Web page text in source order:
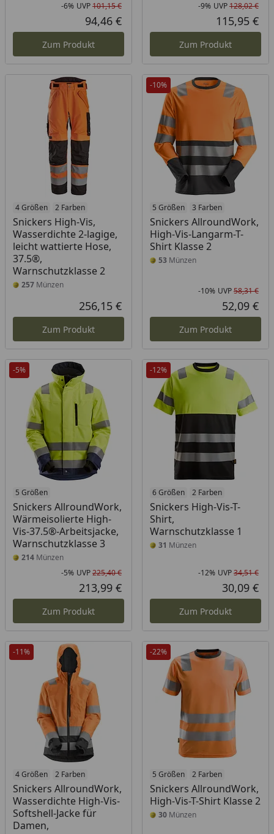
Rabatt in Prozent
-6%
Ursprünglicher Preis
UVP101,15 €
Aktueller Preis
94,46 €
Zum Produkt
-9% UVP128,02 €
115,95 €
Zum Produkt
4 Größen 2 Farben
Snickers High-Vis,
Wasserdichte 2-lagige,
leicht wattierte Hose,
37.5®,
Warnschutzklasse 2
257 Münzen
Aktueller Preis
256,15 €
Zum Produkt
-10%
5 Größen 3 Farben
Snickers AllroundWork,
High-Vis-Langarm-T-
Shirt Klasse 2
53Münzen
-10% UVP58,31 €
52,09 €
Zum Produkt
-5%
5 Größen
Snickers AllroundWork,
Wärmeisolierte High-
Vis-37.5®-Arbeitsjacke,
Warnschutzklasse 3
214 Münzen
Rabatt in Prozent
-5%
Ursprünglicher Preis
UVP225,40 €
Aktueller Preis
213,99 €
Zum Produkt
-12%
6 Größen 2 Farben
Snickers High-Vis-T-
Shirt,
Warnschutzklasse 1
31 Münzen
-12% UVP34,51 €
30,09 €
Zum Produkt
-11%
4 Größen 2 Farben
Snickers AllroundWork,
Wasserdichte High-Vis-
Softshell-Jacke für
Damen,
-22%
5 Größen 2 Farben
Snickers AllroundWork,
High-Vis-T-Shirt Klasse 2
30Münzen